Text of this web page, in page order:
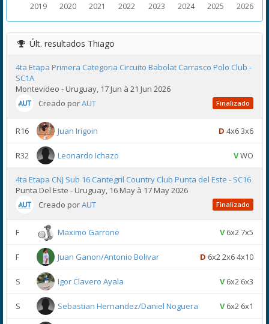
2019 2020 2021 2022 2023 2024 2025 2026
Últ. resultados Thiago
4ta Etapa Primera Categoria Circuito Babolat Carrasco Polo Club -
SC1A
Montevideo - Uruguay, 17 Jun à 21 Jun 2026
Creado porAUT Finalizado
R16 Juan Irigoin D 4x6 3x6
R32 Leonardo Ichazo VWO
4ta Etapa CNJ Sub 16 Cantegril Country Club Punta del Este - SC16
Punta Del Este - Uruguay, 16 May à 17 May 2026
Creado porAUT Finalizado
F Maximo Garrone V6x2 7x5
F Juan Ganon/Antonio Bolivar D 6x2 2x6 4x10
S Igor Clavero Ayala V6x2 6x3
S Sebastian Hernandez/Daniel Noguera V6x2 6x1